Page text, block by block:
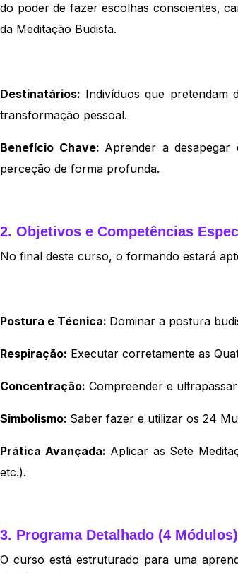
do poder de fazer escolhas conscientes,
da Meditação Budista.
Destinatários: Indivíduos que pretendam
transformação pessoal.
Benefício Chave: Aprender a desapegar
perceção de forma profunda.
2. Objetivos e Competências
No final deste curso, o formando estará
Postura e Técnica: Dominar a postura
Respiração: Executar corretamente as
Concentração: Compreender e
Simbolismo: Saber fazer e utilizar os 24
Prática Avançada: Aplicar as Sete
etc.).
3. Programa Detalhado (4
O curso está estruturado para uma